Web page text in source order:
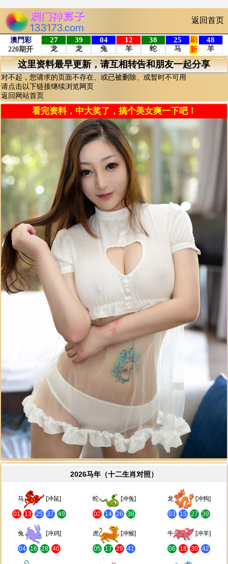
返回首页
这里资料最早更新，请互相转告和朋友一起分享
对不起，您请求的页面不存在、或已被删除、或暂时不可用
请点击以下链接继续浏览网页
返回网站首页
看完资料，中大奖了，搞个美女爽一下吧！
2026马年（十二生肖对照）
马 [冲鼠]
01 13 25 37 49
蛇 [冲兔]
02 14 26 38
龙 [冲狗]
03 15 27 39
兔 [冲鸡]
04 16 28 40
虎 [冲猴]
05 17 29 41
牛 [冲羊]
06 18 30 42